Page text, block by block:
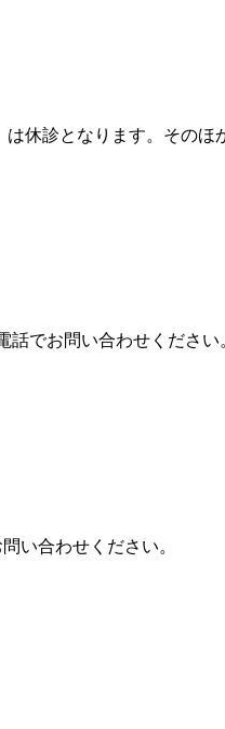
休診となります。その
でお問い合わせください
い合わせください。